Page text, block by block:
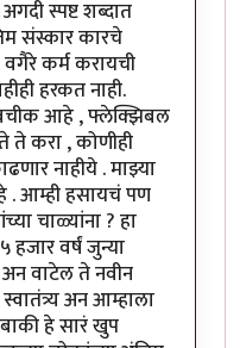
स्पष्ट शब्दात
संस्कार कारचे
कर्म करायची
हरकत नाही.
आहे , फ्लेक्झिबल
ते करा , कोणीही
नाहीये . माझ्या
. आम्ही हसायचं पण
चाळ्यांना ? हा
वर्षं जुन्या
वाटेल ते नवीन
अन आम्हाला
बाकी हे सारं खुप